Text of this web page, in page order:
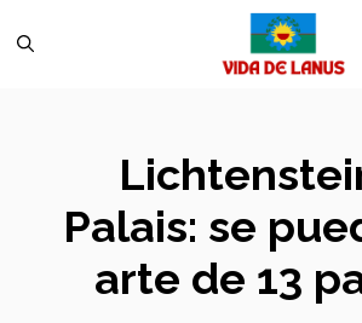
Palais: se
arte de 13